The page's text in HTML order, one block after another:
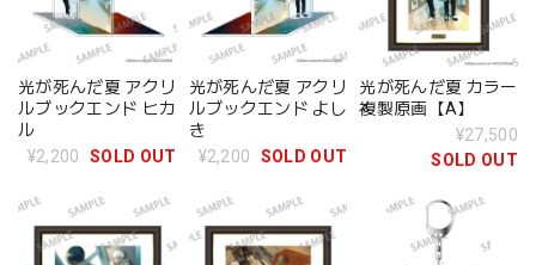
光が死んだ夏 アクリ
ルブックエンド ヒカ
ル
¥2,200
SOLD OUT
光が死んだ夏 アクリ
ルブックエンド よし
き
¥2,200
SOLD OUT
光が死んだ夏 カラー
複製原画【A】
¥27,500
SOLD OUT